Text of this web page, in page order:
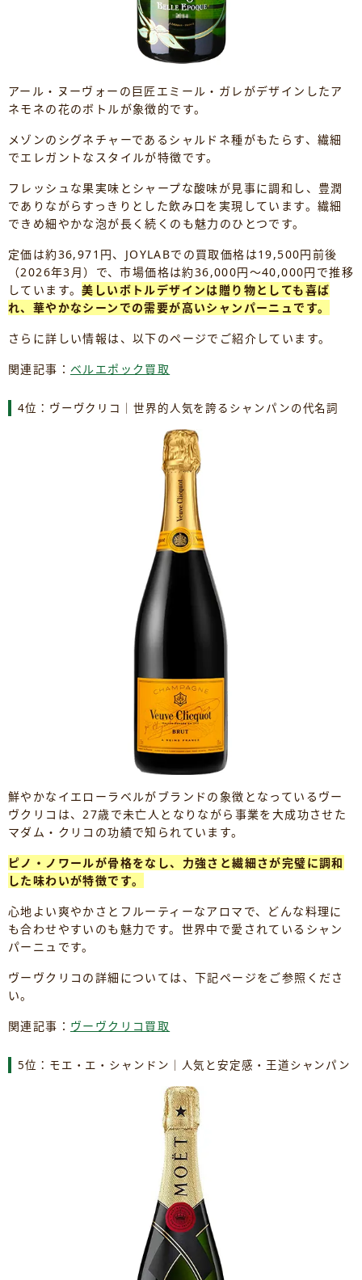
アール・ヌーヴォーの巨匠エミール・ガレがデザインしたア
ネモネの花のボトルが象徴的です。
メゾンのシグネチャーであるシャルドネ種がもたらす、繊細
でエレガントなスタイルが特徴です。
フレッシュな果実味とシャープな酸味が見事に調和し、豊潤
でありながらすっきりとした飲み口を実現しています。繊細
できめ細やかな泡が長く続くのも魅力のひとつです。
定価は約36,971円、JOYLABでの買取価格は19,500円前後
（2026年3月）で、市場価格は約36,000円～40,000円で推移
しています。美しいボトルデザインは贈り物としても喜ば
れ、華やかなシーンでの需要が高いシャンパーニュです。
さらに詳しい情報は、以下のページでご紹介しています。
関連記事： ベルエポック買取
4位：ヴーヴクリコ｜世界的人気を誇るシャンパンの代名詞
鮮やかなイエローラベルがブランドの象徴となっているヴー
ヴクリコは、27歳で未亡人となりながら事業を大成功させた
マダム・クリコの功績で知られています。
ピノ・ノワールが骨格をなし、力強さと繊細さが完璧に調和
した味わいが特徴です。
心地よい爽やかさとフルーティーなアロマで、どんな料理に
も合わせやすいのも魅力です。世界中で愛されているシャン
パーニュです。
ヴーヴクリコの詳細については、下記ページをご参照くださ
い。
関連記事： ヴーヴクリコ買取
5位：モエ・エ・シャンドン｜人気と安定感・王道シャンパン